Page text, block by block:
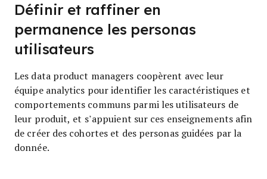
Définir et raffiner en
permanence les personas
utilisateurs
Les data product managers coopèrent avec leur
équipe analytics pour identifier les caractéristiques et
comportements communs parmi les utilisateurs de
leur produit, et s’appuient sur ces enseignements afin
de créer des cohortes et des personas guidées par la
donnée.